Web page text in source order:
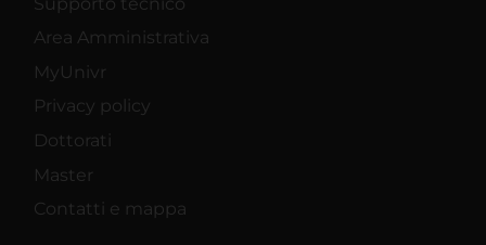
Area Amministrativa
MyUnivr
Privacy policy
Dottorati
Master
Contatti e mappa